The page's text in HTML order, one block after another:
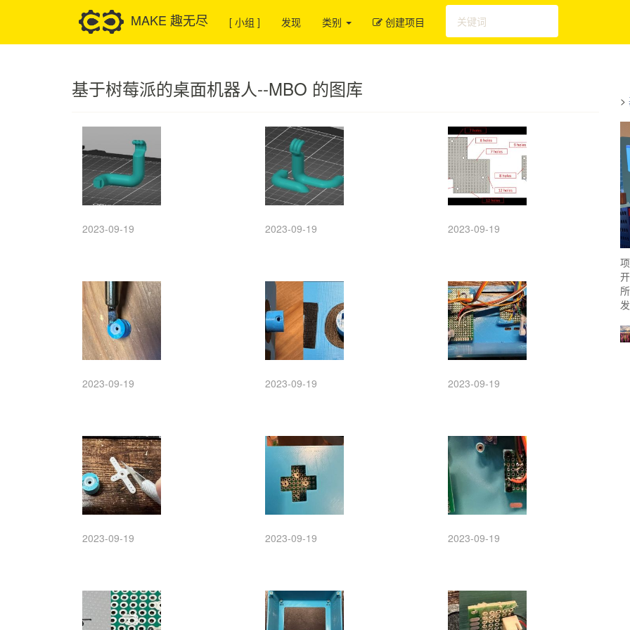
MAKE 趣无尽 [ 小组 ] 发现 类别 创建项目
基于树莓派的桌面机器人--MBO 的图库
2023-09-19 2023-09-19 2023-09-19
2023-09-19 2023-09-19 2023-09-19
2023-09-19 2023-09-19 2023-09-19
>